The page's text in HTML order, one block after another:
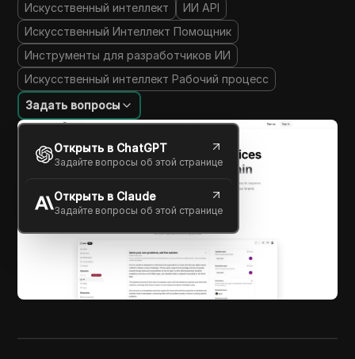
Искусственный интеллект
ИИ API
Искусственный Интеллект Помощник
Инструменты для разработчиков ИИ
Искусственный интеллект Рабочий процесс
Задать вопросы
Открыть в ChatGPT
Задайте вопросы об этой странице
Открыть в Claude
Задайте вопросы об этой странице